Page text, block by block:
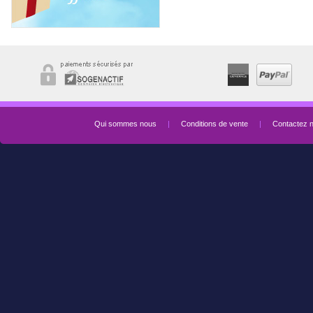
Qui sommes nous | Conditions de vente | Contactez